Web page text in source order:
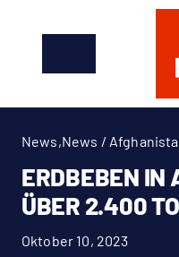
News,News /
ERDBEBEN IN
ÜBER 2.400
Oktober 10, 2023